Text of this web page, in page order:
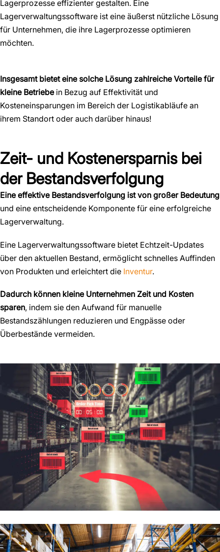
Lagerprozesse effizienter gestalten. Eine
Lagerverwaltungssoftware ist eine äußerst nützliche Lösung
für Unternehmen, die ihre Lagerprozesse optimieren
möchten.
Insgesamt bietet eine solche Lösung zahlreiche Vorteile für
kleine Betriebein Bezug auf Effektivität und
Kosteneinsparungen im Bereich der Logistikabläufe an
ihrem Standort oder auch darüber hinaus!
Zeit- und Kostenersparnis bei
der Bestandsverfolgung
Eine effektive Bestandsverfolgung ist von großer Bedeutung
und eine entscheidende Komponente für eine erfolgreiche
Lagerverwaltung.
Eine Lagerverwaltungssoftware bietet Echtzeit-Updates
über den aktuellen Bestand, ermöglicht schnelles Auffinden
von Produkten und erleichtert die Inventur.
Dadurch können kleine Unternehmen Zeit und Kosten
sparen, indem sie den Aufwand für manuelle
Bestandszählungen reduzieren und Engpässe oder
Überbestände vermeiden.